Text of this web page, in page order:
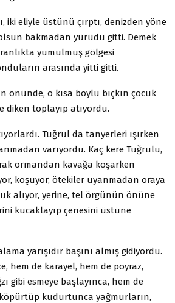
iki eliyle üstünü çırptı, denizden yöne
bakmadan yürüdü gitti. Demek
yumulmuş gölgesi
arasında yitti gitti.
önünde, o kısa boylu bıçkın çocuk
diken toplayıp atıyordu.
Tuğrul da tanyerleri ışırken
varıyordu. Kaç kere Tuğrulu,
ormandan kavağa koşarken
koşuyor, ötekiler uyanmadan oraya
alıyor, yerine, tel örgünün önüne
kucaklayıp çenesini üstüne
yarışıdır başını almış gidiyordu.
hem de karayel, hem de poyraz,
gibi esmeye başlayınca, hem de
kudurtunca yağmurların,